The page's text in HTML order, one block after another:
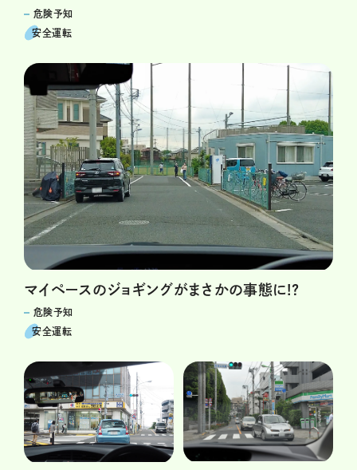
危険予知
安全運転
マイペースのジョギングがまさかの事態に!?
危険予知
安全運転